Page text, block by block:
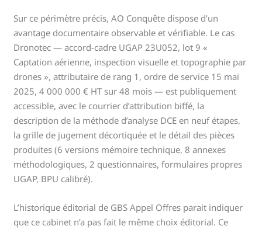
Sur ce périmètre précis, AO Conquête dispose d’un
avantage documentaire observable et vérifiable. Le cas
Dronotec — accord-cadre UGAP 23U052, lot 9 «
Captation aérienne, inspection visuelle et topographie par
drones », attributaire de rang 1, ordre de service 15 mai
2025, 4 000 000 € HT sur 48 mois — est publiquement
accessible, avec le courrier d’attribution biffé, la
description de la méthode d’analyse DCE en neuf étapes,
la grille de jugement décortiquée et le détail des pièces
produites (6 versions mémoire technique, 8 annexes
méthodologiques, 2 questionnaires, formulaires propres
UGAP, BPU calibré).
L’historique éditorial de GBS Appel Offres parait indiquer
que ce cabinet n’a pas fait le même choix éditorial. Ce